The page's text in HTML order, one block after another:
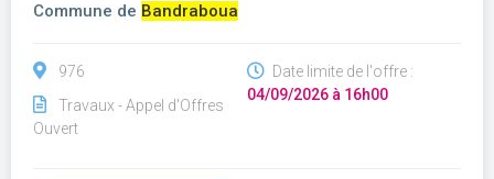
Commune de Bandraboua
976
Travaux - Appel d'Offres
Ouvert
Date limite de l'offre :
04/09/2026 à 16h00